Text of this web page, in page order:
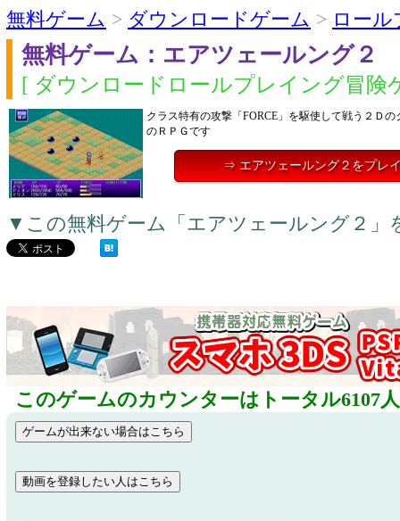
無料ゲーム > ダウンロードゲーム > ロー
無料ゲーム：エアツェールング２
[ ダウンロードロールプレイング冒険
クラス特有の攻撃「FORCE」を駆使して戦う２Ｄ
のＲＰＧです
⇒ エアツェールング２をプレ
▼この無料ゲーム「エアツェールング２」
このゲームのカウンターはトータル6107